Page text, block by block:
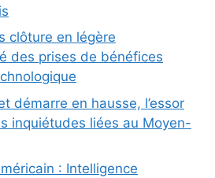
clôture en légère
des prises de bénéfices
démarre en hausse, l’essor
inquiétudes liées au Moyen-
: Intelligence